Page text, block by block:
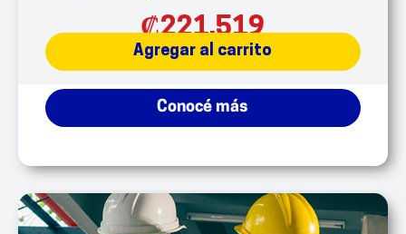
₡221,519
Agregar al carrito
Conocé más